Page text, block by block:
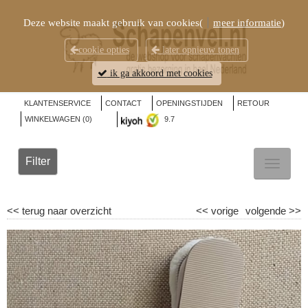
KLANTENSERVICE CONTACT OPENINGSTIJDEN
RETOUR
WINKELWAGEN (0) 9.7
Filter
<< terug naar overzicht volgende >>
<< vorige
Deze website maakt gebruik van cookies( meer informatie)
cookie opties later opnieuw tonen
ik ga akkoord met cookies